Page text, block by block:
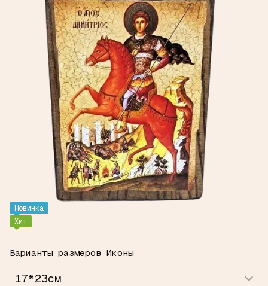
Новинка
Хит
Варианты размеров Иконы
17*23см